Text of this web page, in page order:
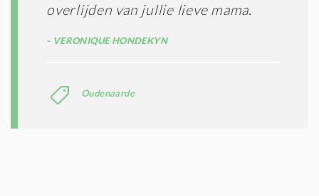
overlijden van jullie lieve mama.
VERONIQUE HONDEKYN
Oudenaarde